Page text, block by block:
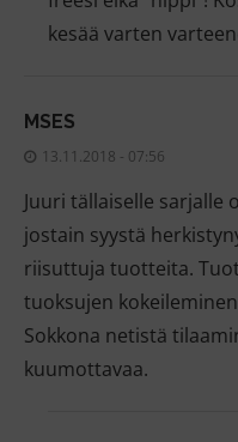
kesää varten
MSES
13.11.2018 - 07:56
Juuri tällaiselle sarjalle
jostain syystä
riisuttuja tuotteita.
tuoksujen
Sokkona netistä
kuumottavaa.